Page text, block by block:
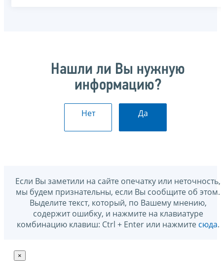
Нашли ли Вы нужную
информацию?
Нет Да
Если Вы заметили на сайте опечатку или неточность,
мы будем признательны, если Вы сообщите об этом.
Выделите текст, который, по Вашему мнению,
содержит ошибку, и нажмите на клавиатуре
комбинацию клавиш: Ctrl + Enter или нажмите сюда.
×